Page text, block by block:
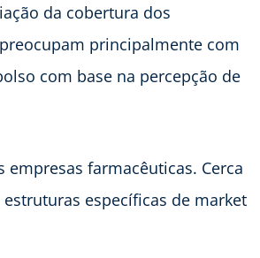
da cobertura dos
principalmente com
com base na percepção de
farmacêuticas. Cerca
específicas de market